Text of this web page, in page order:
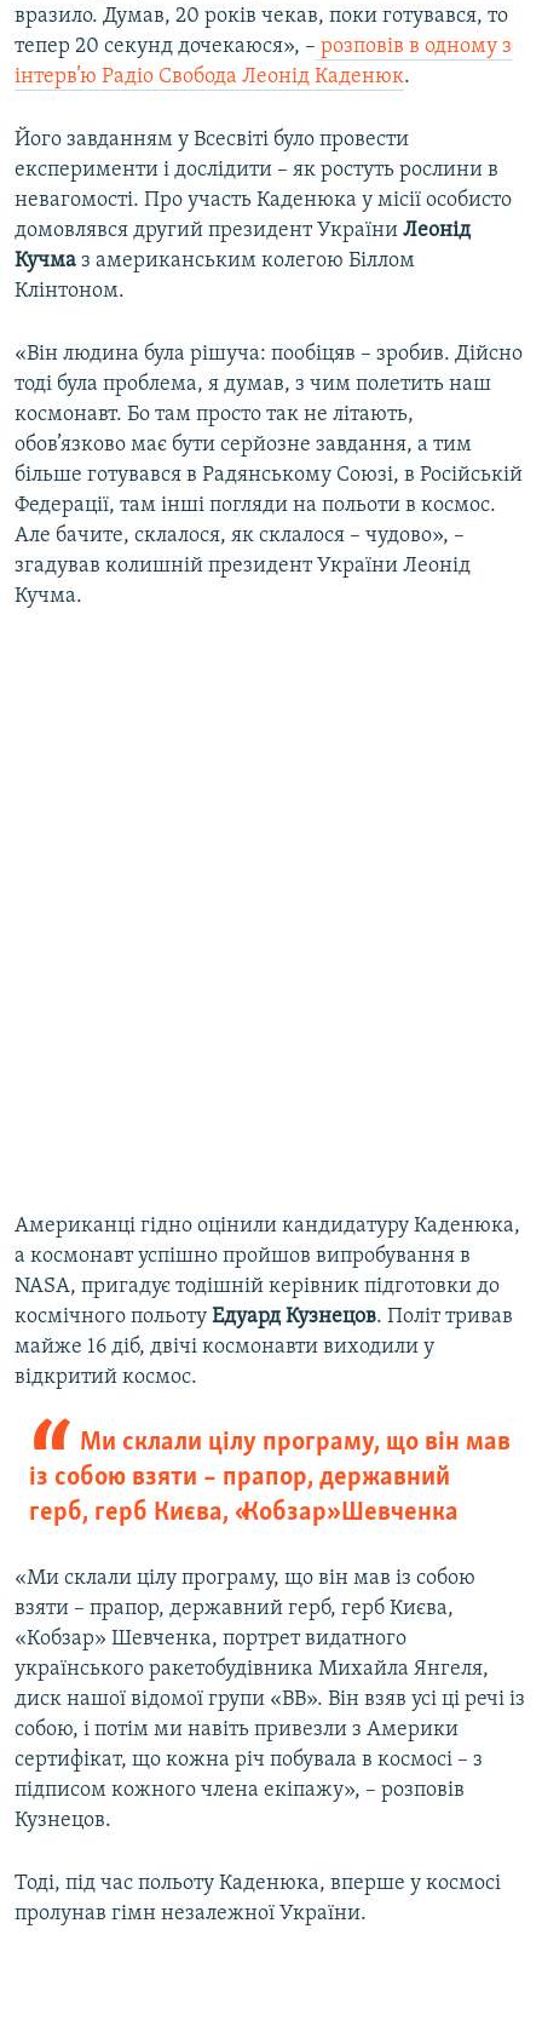
вразило. Думав, 20 років чекав, поки готувався, то
тепер 20 секунд дочекаюся», – розповів в одному з
інтерв’ю Радіо Свобода Леонід Каденюк.
Його завданням у Всесвіті було провести
експерименти і дослідити – як ростуть рослини в
невагомості. Про участь Каденюка у місії особисто
домовлявся другий президент України Леонід
Кучма з американським колегою Біллом
Клінтоном.
«Він людина була рішуча: пообіцяв – зробив. Дійсно
тоді була проблема, я думав, з чим полетить наш
космонавт. Бо там просто так не літають,
обов’язково має бути серйозне завдання, а тим
більше готувався в Радянському Союзі, в Російській
Федерації, там інші погляди на польоти в космос.
Але бачите, склалося, як склалося – чудово», –
згадував колишній президент України Леонід
Кучма.
Американці гідно оцінили кандидатуру Каденюка,
а космонавт успішно пройшов випробування в
NASA, пригадує тодішній керівник підготовки до
космічного польоту Едуард Кузнецов. Політ тривав
майже 16 діб, двічі космонавти виходили у
відкритий космос.
Ми склали цілу програму, що він мав
із собою взяти – прапор, державний
герб, герб Києва, «Кобзар» Шевченка
«Ми склали цілу програму, що він мав із собою
взяти – прапор, державний герб, герб Києва,
«Кобзар» Шевченка, портрет видатного
українського ракетобудівника Михайла Янгеля,
диск нашої відомої групи «ВВ». Він взяв усі ці речі із
собою, і потім ми навіть привезли з Америки
сертифікат, що кожна річ побувала в космосі – з
підписом кожного члена екіпажу», – розповів
Кузнецов.
Тоді, під час польоту Каденюка, вперше у космосі
пролунав гімн незалежної України.